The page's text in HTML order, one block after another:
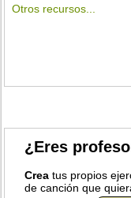
Otros recursos...
¿Eres
Crea tus propios
de canción que